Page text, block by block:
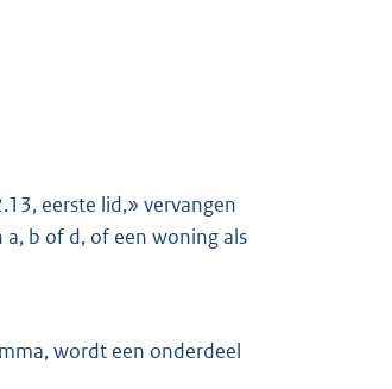
eerste lid,» vervangen
b of d, of een woning als
wordt een onderdeel